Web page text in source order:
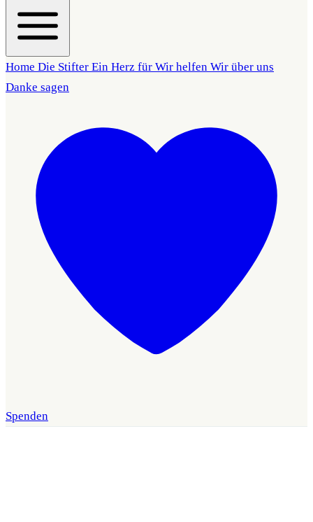
Home Die Stifter Ein Herz für Wir helfen Wir über uns
Danke sagen
Spenden